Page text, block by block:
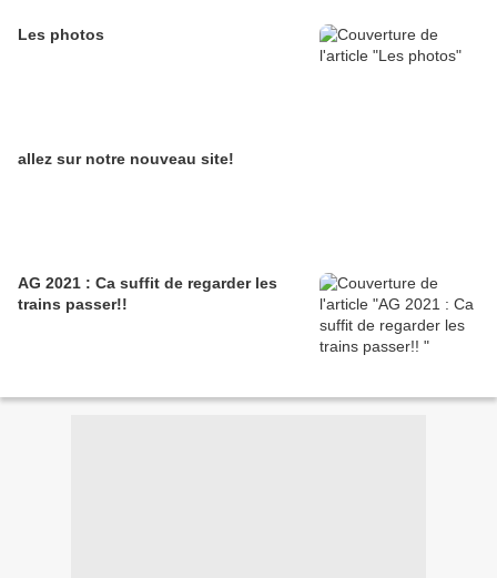
Les photos
allez sur notre nouveau site!
AG 2021 : Ca suffit de regarder les
trains passer!!